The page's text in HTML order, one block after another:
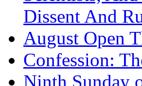
Dissent And
August Open
Confession:
Ninth Sunday